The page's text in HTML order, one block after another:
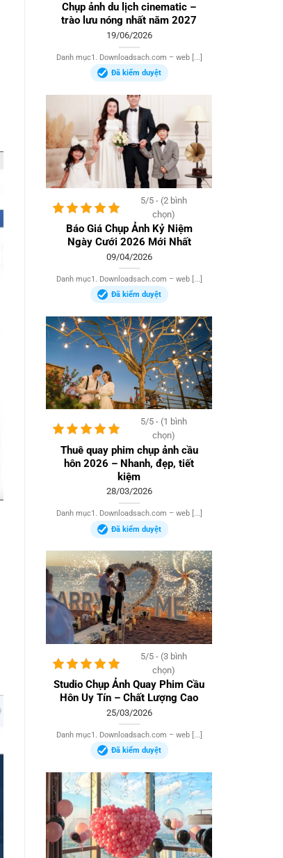
Chụp ảnh du lịch cinematic –
trào lưu nóng nhất năm 2027
19/06/2026
Danh mục1. Downloadsach.com – web [...]
Đã kiểm duyệt
5/5 - (2 bình
chọn)
Báo Giá Chụp Ảnh Kỷ Niệm
Ngày Cưới 2026 Mới Nhất
09/04/2026
Danh mục1. Downloadsach.com – web [...]
Đã kiểm duyệt
5/5 - (1 bình
chọn)
Thuê quay phim chụp ảnh cầu
hôn 2026 – Nhanh, đẹp, tiết
kiệm
28/03/2026
Danh mục1. Downloadsach.com – web [...]
Đã kiểm duyệt
5/5 - (3 bình
chọn)
Studio Chụp Ảnh Quay Phim Cầu
Hôn Uy Tín – Chất Lượng Cao
25/03/2026
Danh mục1. Downloadsach.com – web [...]
Đã kiểm duyệt